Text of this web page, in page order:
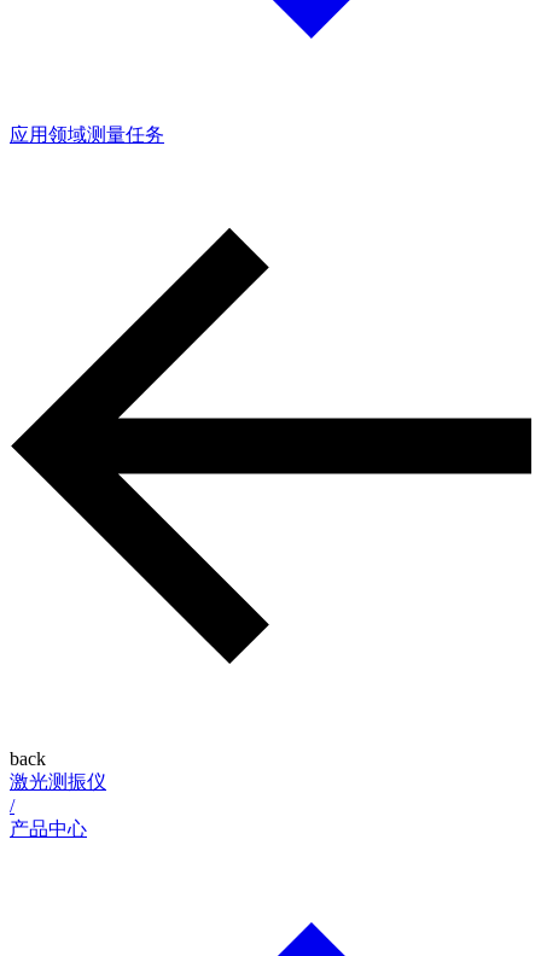
应用领域测量任务
back
激光测振仪
/
产品中心